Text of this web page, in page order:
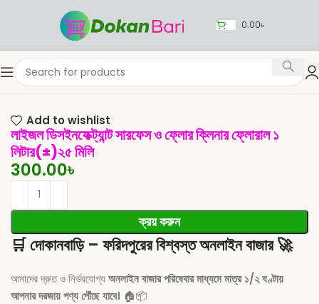
0.00৳
Home পরিষ্কারের সরঞ্জাম পরিষ্কারের জিনিসপত্র
Add to wishlist
লাইজল ডিসইনফেক্ট্যান্ট সারফেস ও ফ্লোর ক্লিনার ফ্লোরাল ১
লিটার(±)২৫ মিলি
300.00৳
ক্রয় করুন
🛒দোকানবাড়ি – ফরিদপুরের বিশ্বস্ত অনলাইন বাজার🚀
আমাদের দ্রুত ও নির্ভরযোগ্যঅনলাইন বাজার পরিষেবার মাধ্যমে মাত্র ১/২ ঘণ্টায়
আপনার দরজায় পণ্য পৌঁছে যাবে। 🏠📦